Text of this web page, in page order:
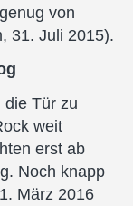
von
31. Juli 2015).
die Tür zu
weit
erst ab
Noch knapp
März 2016